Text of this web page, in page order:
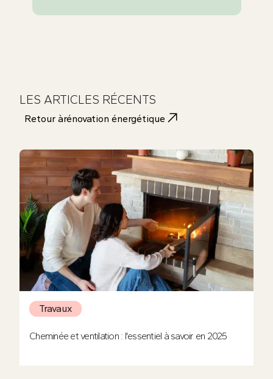
LES ARTICLES RÉCENTS
Retour àrénovation énergétique
Travaux
Cheminée et ventilation : l'essentiel à savoir en 2025